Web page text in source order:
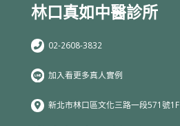
林口真如中醫診所
02-2608-3832
加入看更多真人實例
新北市林口區文化三路一段571號1F